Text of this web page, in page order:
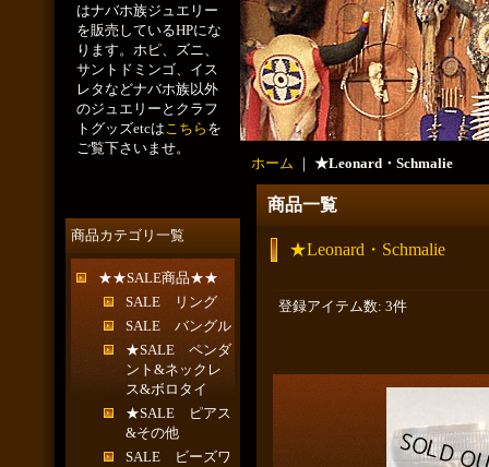
はナバホ族ジュエリー
を販売しているHPにな
ります。ホピ、ズニ、
サントドミンゴ、イス
レタなどナバホ族以外
のジュエリーとクラフ
トグッズetcはこちら を
ご覧下さいませ。
商品カテゴリ一覧
★★SALE商品★★
SALE リング
SALE バングル
★SALE ペンダ
ント&ネックレ
ス&ボロタイ
★SALE ピアス
&その他
SALE ビーズワ
ホーム ｜ ★Leonard・Schmalie
商品一覧
★Leonard・Schmalie
登録アイテム数: 3件